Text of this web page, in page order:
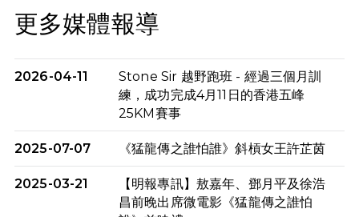
更多媒體報導
2026-04-11
Stone Sir 越野跑班 - 經過三個月訓
練，成功完成4月11日的香港五峰
25KM賽事
2025-07-07 《猛龍傳之誰怕誰》斜槓女王許芷茵
2025-03-21
【明報專訊】敖嘉年、鄧月平及徐浩
昌前晚出席微電影《猛龍傳之誰怕